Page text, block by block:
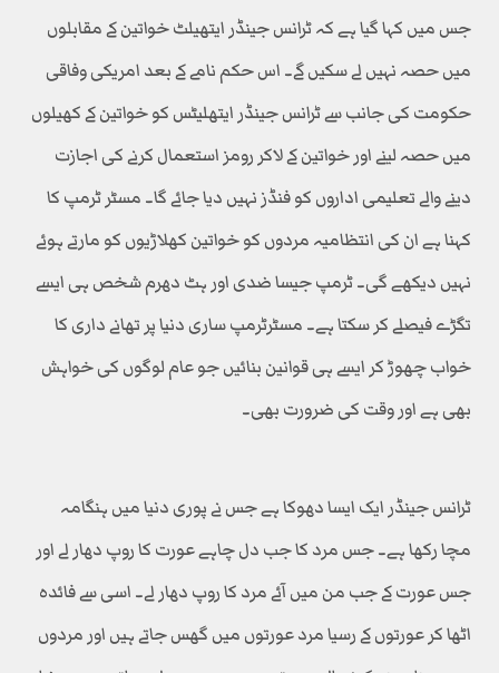
جس میں کہا گیا ہے کہ ٹرانس جینڈر ایتھیلٹ خواتین کے مقابلوں
میں حصہ نہیں لے سکیں گے۔ اس حکم نامے کے بعد امریکی وفاقی
حکومت کی جانب سے ٹرانس جینڈر ایتھلیٹس کو خواتین کے کھیلوں
میں حصہ لینے اور خواتین کے لاکر رومز استعمال کرنے کی اجازت
دینے والے تعلیمی اداروں کو فنڈز نہیں دیا جائے گا۔ مسٹر ٹرمپ کا
کہنا ہے ان کی انتظامیہ مردوں کو خواتین کھلاڑیوں کو مارتے ہوئے
نہیں دیکھے گی۔ ٹرمپ جیسا ضدی اور ہٹ دھرم شخص ہی ایسے
تگڑے فیصلے کر سکتا ہے۔ مسٹرٹرمپ ساری دنیا پر تھانے داری کا
خواب چھوڑ کر ایسے ہی قوانین بنائیں جو عام لوگوں کی خواہش
بھی ہے اور وقت کی ضرورت بھی۔
ٹرانس جینڈر ایک ایسا دھوکا ہے جس نے پوری دنیا میں ہنگامہ
مچا رکھا ہے۔ جس مرد کا جب دل چاہے عورت کا روپ دھار لے اور
جس عورت کے جب من میں آئے مرد کا روپ دھار لے۔ اسی سے فائدہ
اٹھا کر عورتوں کے رسیا مرد عورتوں میں گھس جاتے ہیں اور مردوں